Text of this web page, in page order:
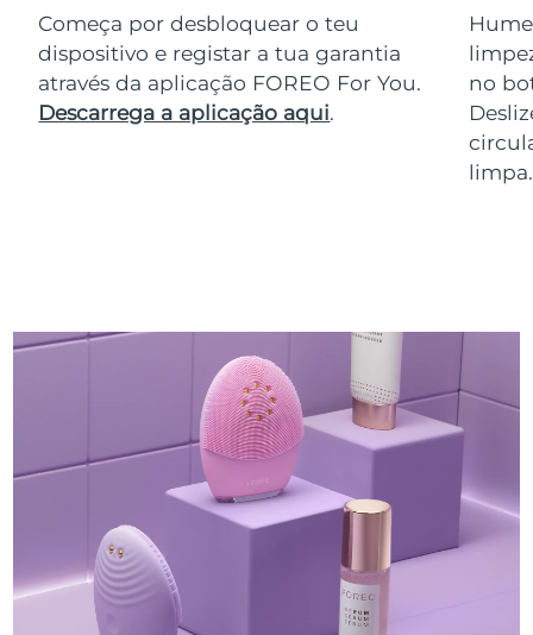
Começa por desbloquear o teu
dispositivo e registar a tua garantia
através da aplicação FOREO For You.
Descarrega a aplicação aqui.
no